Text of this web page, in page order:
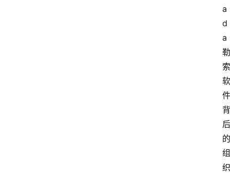
a
d
a
勒
索
软
件
背
后
的
组
织